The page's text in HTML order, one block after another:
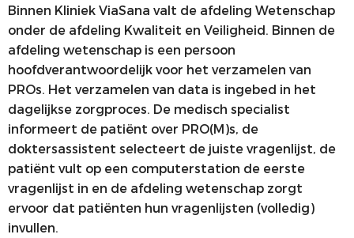
Binnen Kliniek ViaSana valt de afdeling Wetenschap
onder de afdeling Kwaliteit en Veiligheid. Binnen de
afdeling wetenschap is een persoon
hoofdverantwoordelijk voor het verzamelen van
PROs. Het verzamelen van data is ingebed in het
dagelijkse zorgproces. De medisch specialist
informeert de patiënt over PRO(M)s, de
doktersassistent selecteert de juiste vragenlijst, de
patiënt vult op een computerstation de eerste
vragenlijst in en de afdeling wetenschap zorgt
ervoor dat patiënten hun vragenlijsten (volledig)
invullen.